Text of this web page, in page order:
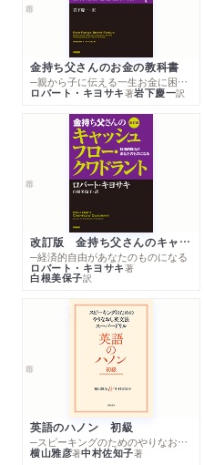
金持ち父さんのお金の教科書
─親から子に伝える一生お金に困らない考え方
ロバート・キヨサキ著岩下慶一訳
改訂版 金持ち父さんのキャッシュフロー・クワドラント
─経済的自由があなたのものになる
ロバート・キヨサキ著
白根美保子訳
英語のハノン 初級
─スピーキングのためのやりなおし英文法スーパードリル
横山雅彦著中村佐知子著